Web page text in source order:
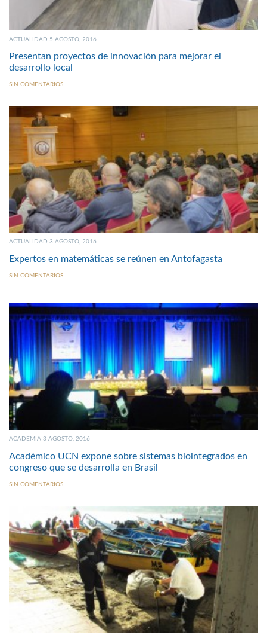
ACTUALIDAD 5 AGOSTO, 2016
Presentan proyectos de innovación para mejorar el
desarrollo local
SIN COMENTARIOS
ACTUALIDAD 3 AGOSTO, 2016
Expertos en matemáticas se reúnen en Antofagasta
SIN COMENTARIOS
ACADEMIA 3 AGOSTO, 2016
Académico UCN expone sobre sistemas biointegrados en
congreso que se desarrolla en Brasil
SIN COMENTARIOS